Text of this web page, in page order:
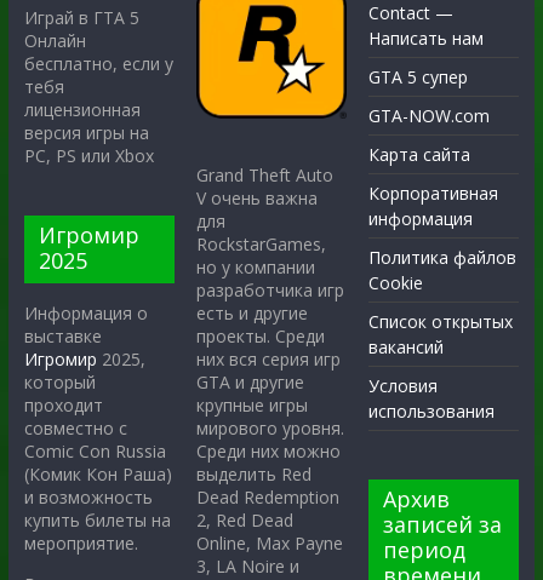
Играй в ГТА 5
Онлайн
бесплатно, если у
тебя
лицензионная
версия игры на
PC, PS или Xbox
Игромир
2025
Информация о
выставке
Игромир 2025,
который
проходит
совместно с
Comic Con Russia
(Комик Кон Раша)
и возможность
купить билеты на
мероприятие.
Grand Theft Auto
V очень важна
для
RockstarGames,
но у компании
разработчика игр
есть и другие
проекты. Среди
них вся серия игр
GTA и другие
крупные игры
мирового уровня.
Среди них можно
выделить Red
Dead Redemption
2, Red Dead
Online, Max Payne
3, LA Noire и
Contact —
Написать нам
GTA 5 супер
GTA-NOW.com
Карта сайта
Корпоративная
информация
Политика файлов
Cookie
Список открытых
вакансий
Условия
использования
Архив
записей за
период